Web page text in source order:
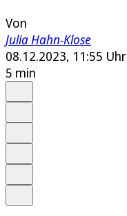
Von
Julia Hahn-Klose
08.12.2023, 11:55 Uhr
5 min